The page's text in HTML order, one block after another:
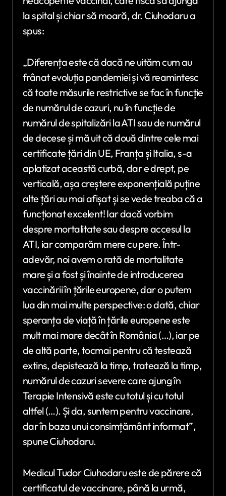
la spital și chiar să moară, dr. Ciuhodaru a
spus:
„Diferența este că dacă ne uităm cum au
frânat evoluția pandemiei și vă reamintesc
că toate măsurile restrictive se fac în funcție
de numărul de cazuri, nu în funcție de
numărul de spitalizări la ATI sau de numărul
de decese și mă uit că două dintre cele mai
certificate țări din UE, Franța și Italia, s-a
aplatizat această curbă, dar e drept, pe
verticală, așa creștere exponențială puține
alte țări au mai afișat și se vede treaba că a
funcționat excelent! Iar dacă vorbim
despre mortalitate sau despre accesul la
ATI, iar comparăm mere cu pere. Într-
adevăr, noi avem o rată de mortalitate
mare și a fost și înainte de introducerea
vaccinării în țările europene, dar o putem
lua din mai multe perspective: o dată, chiar
speranța de viață în țările europene este
mult mai mare decât în România (…), iar pe
de altă parte, tocmai pentru că testează
extins, depistează la timp, tratează la timp,
numărul de cazuri severe care ajung în
Terapie Intensivă este cu totul și cu totul
altfel (…). Și da, suntem pentru vaccinare,
dar în baza unui consimțământ informat”,
spune Ciuhodaru.
Medicul Tudor Ciuhodaru este de părere că
certificatul de vaccinare, până la urmă,